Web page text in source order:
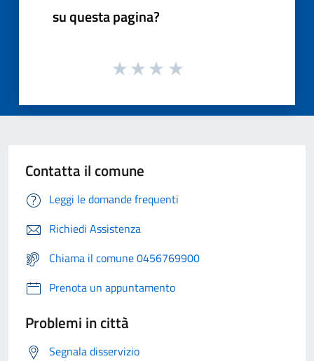
su questa pagina?
Contatta il comune
Leggi le domande frequenti
Richiedi Assistenza
Chiama il comune 0456769900
Prenota un appuntamento
Problemi in città
Segnala disservizio